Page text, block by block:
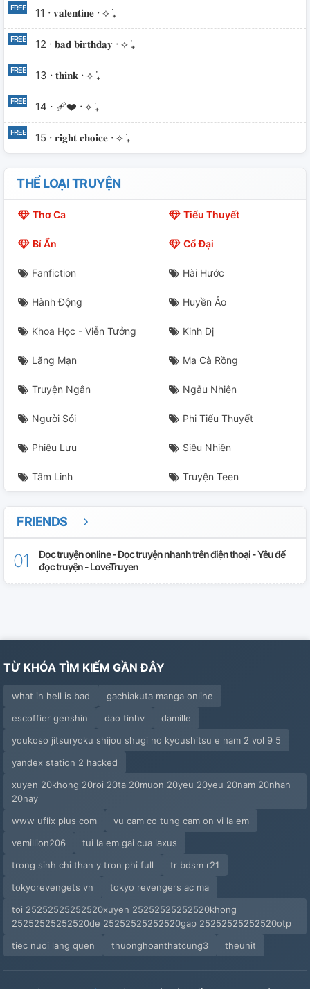
11 ⋅ 𝐯𝐚𝐥𝐞𝐧𝐭𝐢𝐧𝐞 ⋅ ⟡ ݁₊
12 ⋅ 𝐛𝐚𝐝 𝐛𝐢𝐫𝐭𝐡𝐝𝐚𝐲 ⋅ ⟡ ݁₊
13 ⋅ 𝐭𝐡𝐢𝐧𝐤 ⋅ ⟡ ݁₊
14 ⋅ ❤️‍🩹 ⋅ ⟡ ݁₊
15 ⋅ 𝐫𝐢𝐠𝐡𝐭 𝐜𝐡𝐨𝐢𝐜𝐞 ⋅ ⟡ ݁₊
THỂ LOẠI TRUYỆN
Thơ Ca Tiểu Thuyết
Bí Ẩn Cổ Đại
Fanfiction Hài Hước
Hành Động Huyền Ảo
Khoa Học - Viễn Tưởng Kinh Dị
Lãng Mạn Ma Cà Rồng
Truyện Ngắn Ngẫu Nhiên
Người Sói Phi Tiểu Thuyết
Phiêu Lưu Siêu Nhiên
Tâm Linh Truyện Teen
FRIENDS
Đọc truyện online - Đọc truyện nhanh trên điện thoại - Yêu để
đọc truyện - LoveTruyen
TỪ KHÓA TÌM KIẾM GẦN ĐÂY
what in hell is bad
gachiakuta manga online
escoffier genshin
dao tinhv
damille
youkoso jitsuryoku shijou shugi no kyoushitsu e nam 2 vol 9 5
yandex station 2 hacked
xuyen 20khong 20roi 20ta 20muon 20yeu 20yeu 20nam 20nhan
20nay
www uflix plus com
vu cam co tung cam on vi la em
vemillion206
tui la em gai cua laxus
trong sinh chi than y tron phi full
tr bdsm r21
tokyorevengets vn
tokyo revengers ac ma
toi 25252525252520xuyen 25252525252520khong
25252525252520de 25252525252520gap 25252525252520otp
tiec nuoi lang quen
thuonghoanthatcung3 theunit